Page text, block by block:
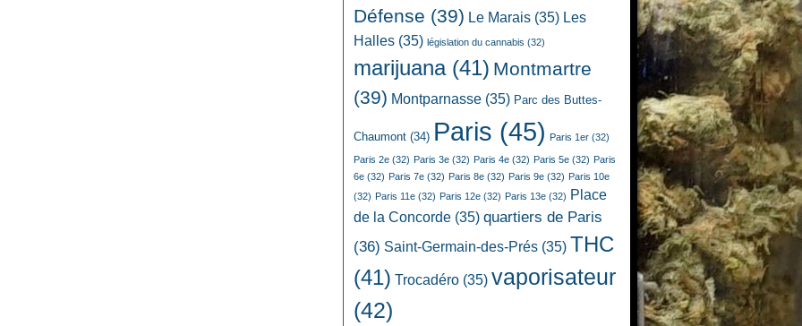
Défense (39) Le Marais (35) Les
Halles (35) législation du cannabis (32)
marijuana(41) Montmartre
(39) Montparnasse (35) Parc des Buttes-
Chaumont (34) Paris (45) Paris 1er (32)
Paris 2e (32) Paris 3e (32) Paris 4e (32) Paris 5e (32) Paris
6e (32) Paris 7e (32) Paris 8e (32) Paris 9e (32) Paris 10e
(32) Paris 11e (32) Paris 12e (32) Paris 13e (32) Place
de la Concorde (35) quartiers de Paris
(36) Saint-Germain-des-Prés (35) THC
(41) Trocadéro (35) vaporisateur
(42)